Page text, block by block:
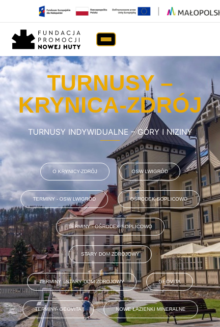
TURNUSY – KRYNICA-
Strona główna › Turnusy rehabilitacyjne
TURNUSY –
KRYNICA-ZDRÓJ
TURNUSY INDYWIDUALNE – GÓRY I NIZINY
O KRYNICY-ZDRÓJ OSW LWIGRÓD
TERMINY - OSW LWIGRÓD OŚRODEK SOPLICOWO
TERMINY - OŚRODEK SOPLICOWO
STARY DOM ZDROJOWY
TERMINY - STARY DOM ZDROJOWY GEOVITA
TERMINY- GEOVITA NOWE ŁAZIENKI MINERALNE